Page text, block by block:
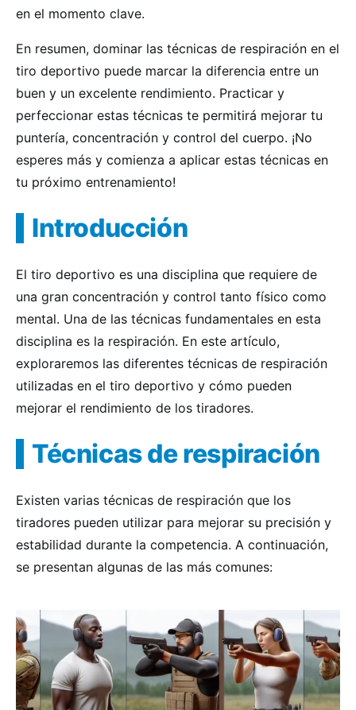
en el momento clave.
En resumen, dominar las técnicas de respiración en el
tiro deportivo puede marcar la diferencia entre un
buen y un excelente rendimiento. Practicar y
perfeccionar estas técnicas te permitirá mejorar tu
puntería, concentración y control del cuerpo. ¡No
esperes más y comienza a aplicar estas técnicas en
tu próximo entrenamiento!
Introducción
El tiro deportivo es una disciplina que requiere de
una gran concentración y control tanto físico como
mental. Una de las técnicas fundamentales en esta
disciplina es la respiración. En este artículo,
exploraremos las diferentes técnicas de respiración
utilizadas en el tiro deportivo y cómo pueden
mejorar el rendimiento de los tiradores.
Técnicas de respiración
Existen varias técnicas de respiración que los
tiradores pueden utilizar para mejorar su precisión y
estabilidad durante la competencia. A continuación,
se presentan algunas de las más comunes: